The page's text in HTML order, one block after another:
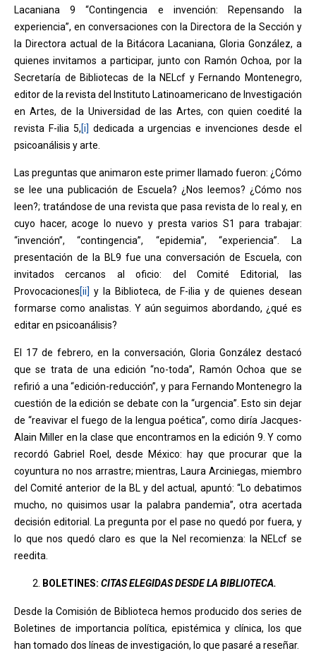
Lacaniana 9 “Contingencia e invención: Repensando la
experiencia”, en conversaciones con la Directora de la Sección y
la Directora actual de la Bitácora Lacaniana, Gloria González, a
quienes invitamos a participar, junto con Ramón Ochoa, por la
Secretaría de Bibliotecas de la NELcf y Fernando Montenegro,
editor de la revista del Instituto Latinoamericano de Investigación
en Artes, de la Universidad de las Artes, con quien coedité la
revista F-ilia 5,[i] dedicada a urgencias e invenciones desde el
psicoanálisis y arte.
Las preguntas que animaron este primer llamado fueron: ¿Cómo
se lee una publicación de Escuela? ¿Nos leemos? ¿Cómo nos
leen?; tratándose de una revista que pasa revista de lo real y, en
cuyo hacer, acoge lo nuevo y presta varios S1 para trabajar:
“invención”, “contingencia”, “epidemia”, “experiencia”. La
presentación de la BL9 fue una conversación de Escuela, con
invitados cercanos al oficio: del Comité Editorial, las
Provocaciones[ii] y la Biblioteca, de F-ilia y de quienes desean
formarse como analistas. Y aún seguimos abordando, ¿qué es
editar en psicoanálisis?
El 17 de febrero, en la conversación, Gloria González destacó
que se trata de una edición “no-toda”, Ramón Ochoa que se
refirió a una “edición-reducción”, y para Fernando Montenegro la
cuestión de la edición se debate con la “urgencia”. Esto sin dejar
de “reavivar el fuego de la lengua poética”, como diría Jacques-
Alain Miller en la clase que encontramos en la edición 9. Y como
recordó Gabriel Roel, desde México: hay que procurar que la
coyuntura no nos arrastre; mientras, Laura Arciniegas, miembro
del Comité anterior de la BL y del actual, apuntó: “Lo debatimos
mucho, no quisimos usar la palabra pandemia”, otra acertada
decisión editorial. La pregunta por el pase no quedó por fuera, y
lo que nos quedó claro es que la Nel recomienza: la NELcf se
reedita.
BOLETINES: CITAS ELEGIDAS DESDE LA BIBLIOTECA.
Desde la Comisión de Biblioteca hemos producido dos series de
Boletines de importancia política, epistémica y clínica, los que
han tomado dos líneas de investigación, lo que pasaré a reseñar.